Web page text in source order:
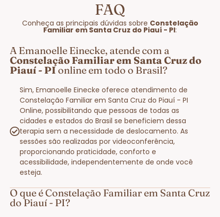
FAQ
Conheça as principais dúvidas sobre Constelação
Familiar em Santa Cruz do Piauí - PI:
A Emanoelle Einecke, atende com a
Constelação Familiar em Santa Cruz do
Piauí - PIonline em todo o Brasil?
Sim, Emanoelle Einecke oferece atendimento de
Constelação Familiar em Santa Cruz do Piauí - PI
Online, possibilitando que pessoas de todas as
cidades e estados do Brasil se beneficiem dessa
terapia sem a necessidade de deslocamento. As
sessões são realizadas por videoconferência,
proporcionando praticidade, conforto e
acessibilidade, independentemente de onde você
esteja.
O que é Constelação Familiar em Santa Cruz
do Piauí - PI?